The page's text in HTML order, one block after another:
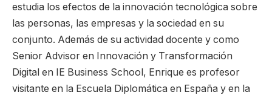
estudia los efectos de la innovación tecnológica sobre
las personas, las empresas y la sociedad en su
conjunto. Además de su actividad docente y como
Senior Advisor en Innovación y Transformación
Digital en IE Business School, Enrique es profesor
visitante en la Escuela Diplomática en España y en la